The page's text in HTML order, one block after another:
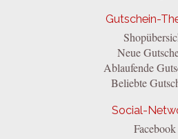
Gutschein-
Neue
Ablaufende
Beliebte
Social-
Facebook